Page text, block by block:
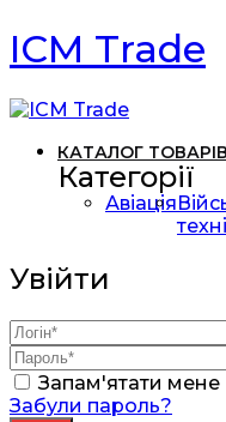
ICM Trade
КАТАЛОГ ТОВАРІВ
Категорії
Авіація
Увійти
Запам'ятати мене
Забули пароль?